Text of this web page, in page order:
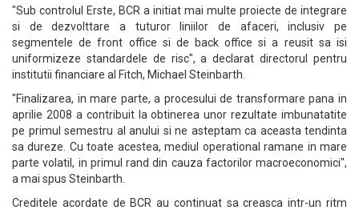
"Sub controlul Erste, BCR a initiat mai multe proiecte de integrare
si de dezvolttare a tuturor liniilor de afaceri, inclusiv pe
segmentele de front office si de back office si a reusit sa isi
uniformizeze standardele de risc", a declarat directorul pentru
institutii financiare al Fitch, Michael Steinbarth.
"Finalizarea, in mare parte, a procesului de transformare pana in
aprilie 2008 a contribuit la obtinerea unor rezultate imbunatatite
pe primul semestru al anului si ne asteptam ca aceasta tendinta
sa dureze. Cu toate acestea, mediul operational ramane in mare
parte volatil, in primul rand din cauza factorilor macroeconomici",
a mai spus Steinbarth.
Creditele acordate de BCR au continuat sa creasca intr-un ritm